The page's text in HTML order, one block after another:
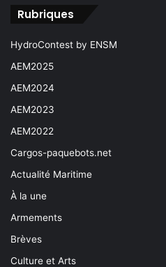
Rubriques
HydroContest by ENSM
AEM2025
AEM2024
AEM2023
AEM2022
Cargos-paquebots.net
Actualité Maritime
À la une
Armements
Brèves
Culture et Arts